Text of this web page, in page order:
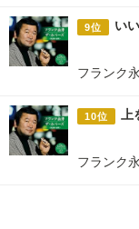
9位 い
フランク
10位
フランク